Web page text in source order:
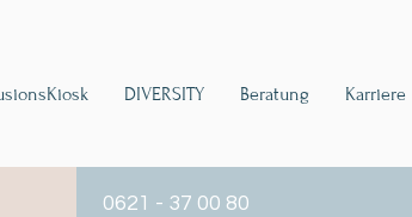
DIVERSITY Beratung Karriere
0621 - 37 00 80